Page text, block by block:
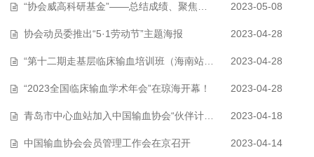
“协会威高科研基金”——总结成绩、聚焦关键、面向未来 2023-05-08
协会动员委推出“5·1劳动节”主题海报 2023-04-28
“第十二期走基层临床输血培训班（海南站）”成功举办 2023-04-28
“2023全国临床输血学术年会”在琼海开幕！ 2023-04-28
青岛市中心血站加入中国输血协会“伙伴计划” 2023-04-18
中国输血协会会员管理工作会在京召开 2023-04-14